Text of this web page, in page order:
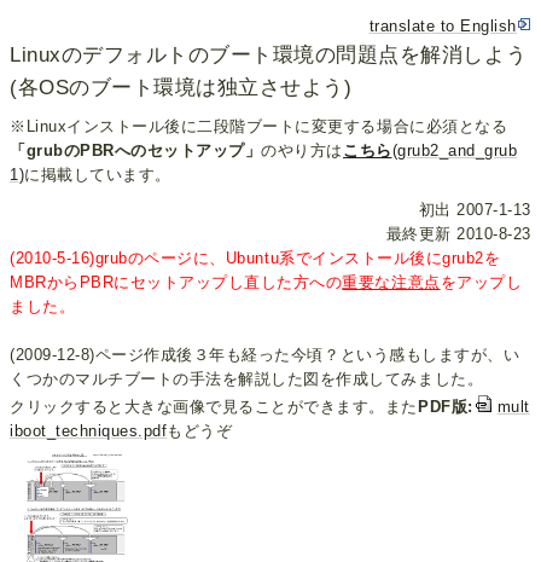
translate to English
Linuxのデフォルトのブート環境の問題点を解消しよう
(各OSのブート環境は独立させよう)
※Linuxインストール後に二段階ブートに変更する場合に必須となる
「grubのPBRへのセットアップ」のやり方は こちら(grub2_and_grub
1)に掲載しています。
初出 2007-1-13
最終更新 2010-8-23
(2010-5-16)grubのページに、Ubuntu系でインストール後にgrub2を
MBRからPBRにセットアップし直した方への重要な注意点 をアップし
ました。
(2009-12-8)ページ作成後３年も経った今頃？という感もしますが、い
くつかのマルチブートの手法を解説した図を作成してみました。
クリックすると大きな画像で見ることができます。またPDF版:
mult
iboot_techniques.pdfもどうぞ